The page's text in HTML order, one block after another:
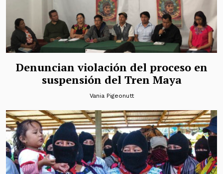
Denuncian violación del proceso en
suspensión del Tren Maya
Vania Pigeonutt